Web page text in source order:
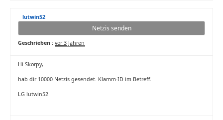
lutwin52
Netzis senden
Geschrieben : vor 3 Jahren
Hi Skorpy,
hab dir 10000 Netzis gesendet. Klamm-ID im Betreff.
LG lutwin52